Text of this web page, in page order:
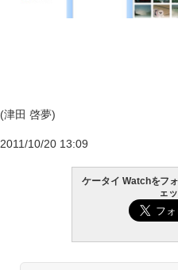
(津田 啓夢)
2011/10/20 13:09
ケータイ Watchをフ
ェ